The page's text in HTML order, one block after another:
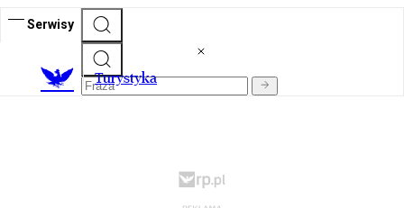
Serwisy
Turystyka